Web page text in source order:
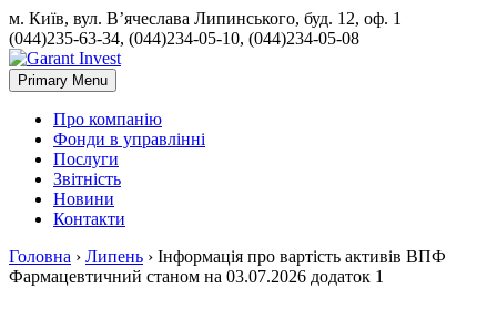
м. Київ, вул. В’ячеслава Липинського, буд. 12, оф. 1
(044)235-63-34, (044)234-05-10, (044)234-05-08
Primary Menu
Про компанію
Фонди в управлінні
Послуги
Звітність
Новини
Контакти
Головна › Липень › Інформація про вартість активів ВПФ
Фармацевтичний станом на 03.07.2026 додаток 1